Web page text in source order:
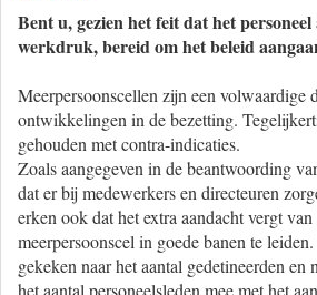
Bent u, gezien het feit dat het
werkdruk, bereid om het beleid
Meerpersoonscellen zijn een
ontwikkelingen in de bezetting.
gehouden met contra-indicaties.
Zoals aangegeven in de beantwoording
dat er bij medewerkers en directeuren
erken ook dat het extra aandacht vergt
meerpersoonscel in goede banen te
gekeken naar het aantal gedetineerden
het aantal personeelsleden mee met het